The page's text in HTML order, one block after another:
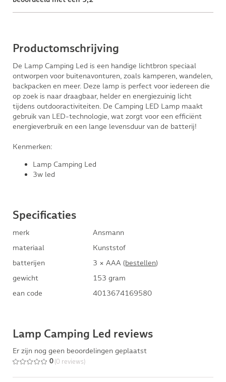
Productomschrijving
De Lamp Camping Led is een handige lichtbron speciaal
ontworpen voor buitenavonturen, zoals kamperen, wandelen,
backpacken en meer. Deze lamp is perfect voor iedereen die
op zoek is naar draagbaar, helder en energiezuinig licht
tijdens outdooractiviteiten. De Camping LED Lamp maakt
gebruik van LED-technologie, wat zorgt voor een efficiënt
energieverbruik en een lange levensduur van de batterij!
Kenmerken:
Lamp Camping Led
3w led
Specificaties
merk
Ansmann
materiaal
Kunststof
batterijen
3 × AAA (bestellen)
gewicht
153 gram
ean code
4013674169580
Lamp Camping Led reviews
Er zijn nog geen beoordelingen geplaatst
0 (0 reviews)